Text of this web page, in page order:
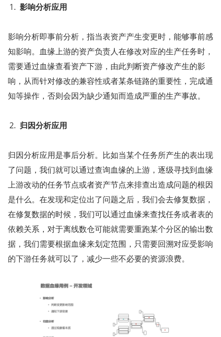
影响分析应用
影响分析即事前分析，指当表资产产生变更时，能够事前感
知影响。血缘上游的资产负责人在修改对应的生产任务时，
需要通过血缘查看资产下游，由此判断资产修改产生的影
响，从而针对修改的兼容性或者某条链路的重要性，完成通
知等操作，否则会因为缺少通知而造成严重的生产事故。
归因分析应用
归因分析应用是事后分析。比如当某个任务所产生的表出现
了问题，我们就可以通过查询血缘的上游，逐级寻找到血缘
上游改动的任务节点或者资产节点来排查出造成问题的根因
是什么。在发现和定位出了问题之后，我们会去修复数据，
在修复数据的时候，我们可以通过血缘来查找任务或者表的
依赖关系，对于离线数仓可能就需要重跑某个分区的输出数
据，我们需要根据血缘来划定范围，只需要回溯对应受影响
的下游任务就可以了，减少一些不必要的资源浪费。